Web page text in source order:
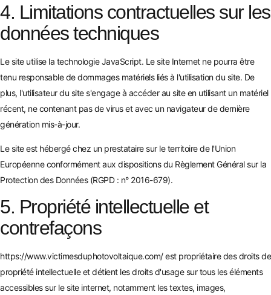
4. Limitations contractuelles sur les
données techniques
Le site utilise la technologie JavaScript. Le site Internet ne pourra être
tenu responsable de dommages matériels liés à l'utilisation du site. De
plus, l'utilisateur du site s'engage à accéder au site en utilisant un matériel
récent, ne contenant pas de virus et avec un navigateur de dernière
génération mis-à-jour.
Le site est hébergé chez un prestataire sur le territoire de l'Union
Européenne conformément aux dispositions du Règlement Général sur la
Protection des Données (RGPD : n° 2016-679).
5. Propriété intellectuelle et
contrefaçons
https://www.victimesduphotovoltaique.com/est propriétaire des droits de
propriété intellectuelle et détient les droits d'usage sur tous les éléments
accessibles sur le site internet, notamment les textes, images,